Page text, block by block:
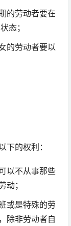
的劳动者要在
态；
的劳动者要以
下的权利：
以不从事那些
动；
或是特殊的劳
除非劳动者自